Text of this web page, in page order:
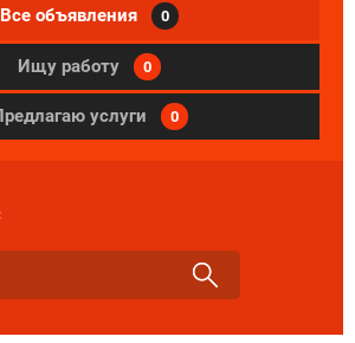
Все объявления 0
Ищу работу 0
услуги 0